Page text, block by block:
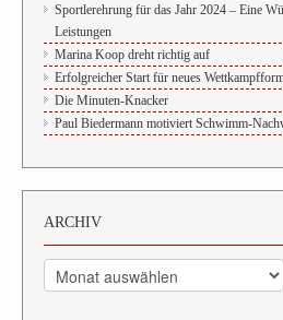
Sportlerehrung für das Jahr 2024 – Eine
Leistungen
Marina Koop dreht richtig auf
Erfolgreicher Start für neues
Die Minuten-Knacker
Paul Biedermann motiviert Schwimm-
ARCHIV
Archiv